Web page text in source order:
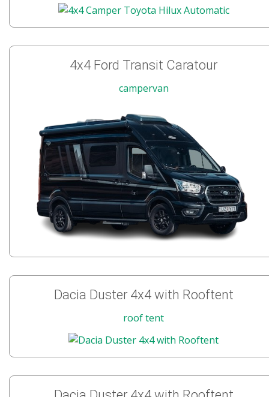
4x4 Ford Transit Caratour
campervan
Dacia Duster 4x4 with Rooftent
roof tent